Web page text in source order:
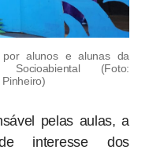
por alunos e alunas da
Socioabiental (Foto:
pelas aulas, a
interesse dos